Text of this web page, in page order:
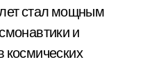
стал мощным
и
космических